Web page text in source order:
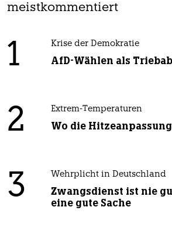
meistkommentiert
1 Krise der Demokratie
AfD-Wählen als
2 Extrem-Temperaturen
Wo die
3 Wehrplicht in Deutschland
Zwangsdienst ist nie
eine gute Sache